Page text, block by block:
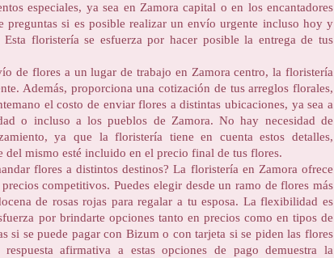
especiales, ya sea en Zamora capital o en los encantadores
preguntas si es posible realizar un envío urgente incluso hoy y
Esta floristería se esfuerza por hacer posible la entrega de tus
de flores a un lugar de trabajo en Zamora centro, la floristería
Además, proporciona una cotización de tus arreglos florales,
el costo de enviar flores a distintas ubicaciones, ya sea a
o incluso a los pueblos de Zamora. No hay necesidad de
ya que la floristería tiene en cuenta estos detalles,
del mismo esté incluido en el precio final de tus flores.
flores a distintos destinos? La floristería en Zamora ofrece
competitivos. Puedes elegir desde un ramo de flores más
de rosas rojas para regalar a tu esposa. La flexibilidad es
por brindarte opciones tanto en precios como en tipos de
si se puede pagar con Bizum o con tarjeta si se piden las flores
afirmativa a estas opciones de pago demuestra la